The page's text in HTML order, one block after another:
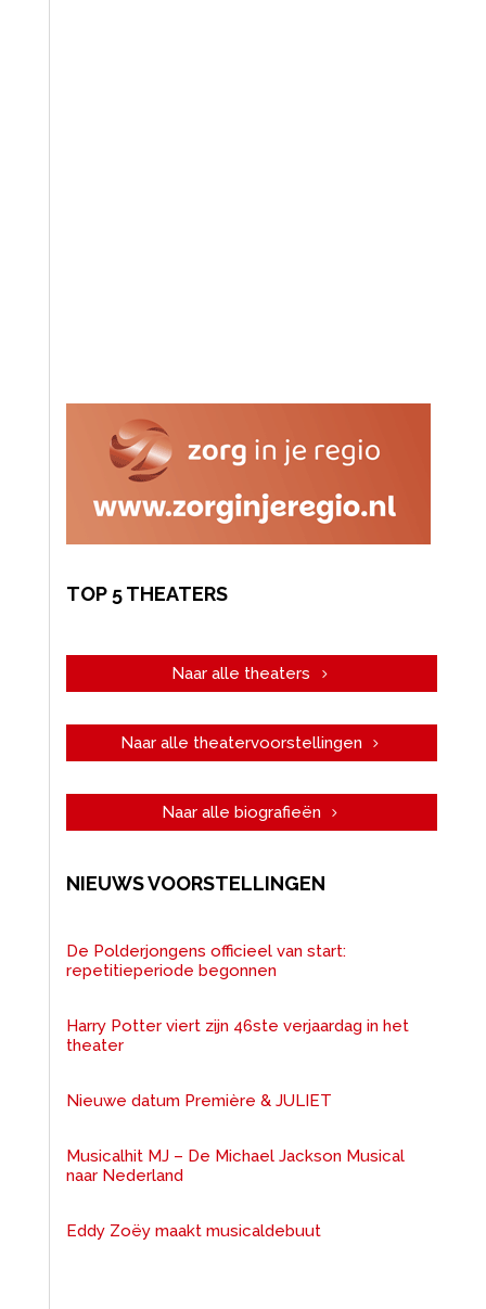
TOP 5 THEATERS
Naar alle theaters
Naar alle theatervoorstellingen
Naar alle biografieën
NIEUWS VOORSTELLINGEN
De Polderjongens officieel van start:
repetitieperiode begonnen
Harry Potter viert zijn 46ste verjaardag in het
theater
Nieuwe datum Première & JULIET
Musicalhit MJ – De Michael Jackson Musical
naar Nederland
Eddy Zoëy maakt musicaldebuut